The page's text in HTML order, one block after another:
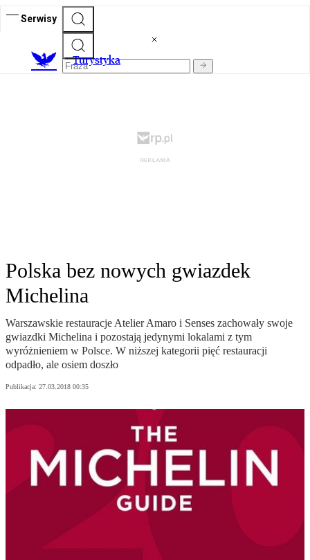
Serwisy
Turystyka
Polska bez nowych gwiazdek
Michelina
Warszawskie restauracje Atelier Amaro i Senses zachowały swoje
gwiazdki Michelina i pozostają jedynymi lokalami z tym
wyróżnieniem w Polsce. W niższej kategorii pięć restauracji
odpadło, ale osiem doszło
Publikacja: 27.03.2018 00:35